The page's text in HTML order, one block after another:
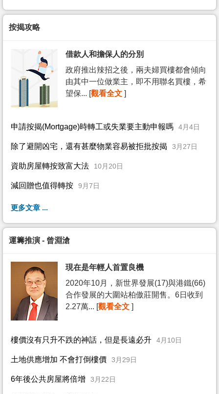
按揭攻略
借款人和擔保人的分別
政府推出辣招之後，兩夫婦買樓都會傾向
由其中一位做業主，即不用聯名買樓，希
望保... [觀看全文 ]
申請按揭(Mortgage)時轉工或失業要主動申報嗎 4月4日
除了避開凶宅，還有甚麼物業容易被拒批按揭 3月27日
資助房屋轉按致富大法 10月20日
減回贈也值得轉按 9月7日
更多文章 ...
運籌推演 - 曾淵滄
現在是年輕人首置良機
2020年10月，新世界發展(17)與港鐵(66)
合作發展的大圍站柏傲莊開售。6日收到
2.27萬... [觀看全文 ]
樓價沒有只升不跌的神話，但是長遠必升 4月10日
土地供應增加 不會打倒樓價 3月29日
6年後公共房屋將倍增 3月22日